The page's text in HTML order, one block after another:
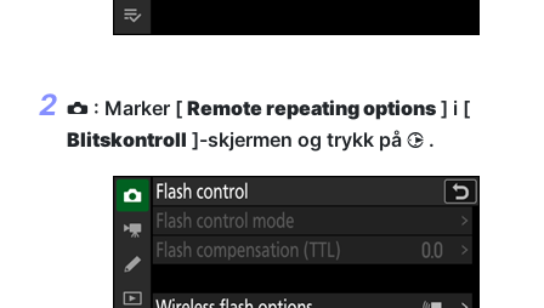
C : Marker [ Remote repeating options ] i [
Blitskontroll ]-skjermen og trykk på 2 .